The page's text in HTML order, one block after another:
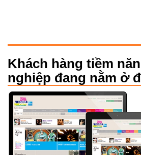
Khách hàng tiềm
nghiệp đang nằm ở